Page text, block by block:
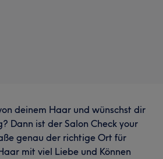
deinem Haar und wünschst dir
Dann ist der Salon Check your
genau der richtige Ort für
mit viel Liebe und Können